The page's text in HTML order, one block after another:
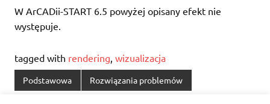
W ArCADii-START 6.5 powyżej opisany efekt nie
występuje.
tagged with rendering wizualizacja
Podstawowa Rozwiązania problemów